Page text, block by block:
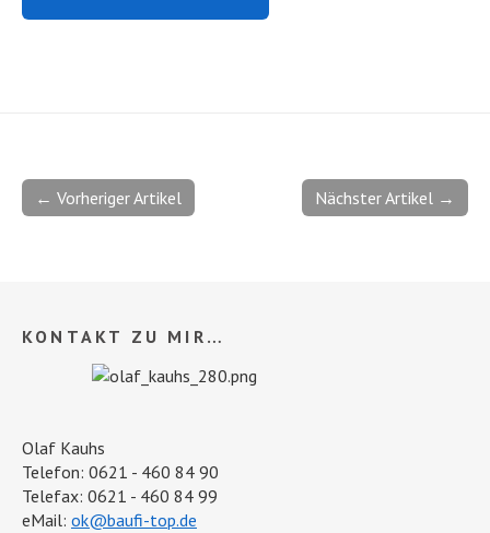
Nächster Artikel →
← Vorheriger Artikel
KONTAKT ZU MIR…
Olaf Kauhs
Telefon: 0621 - 460 84 90
Telefax: 0621 - 460 84 99
eMail: ok@baufi-top.de